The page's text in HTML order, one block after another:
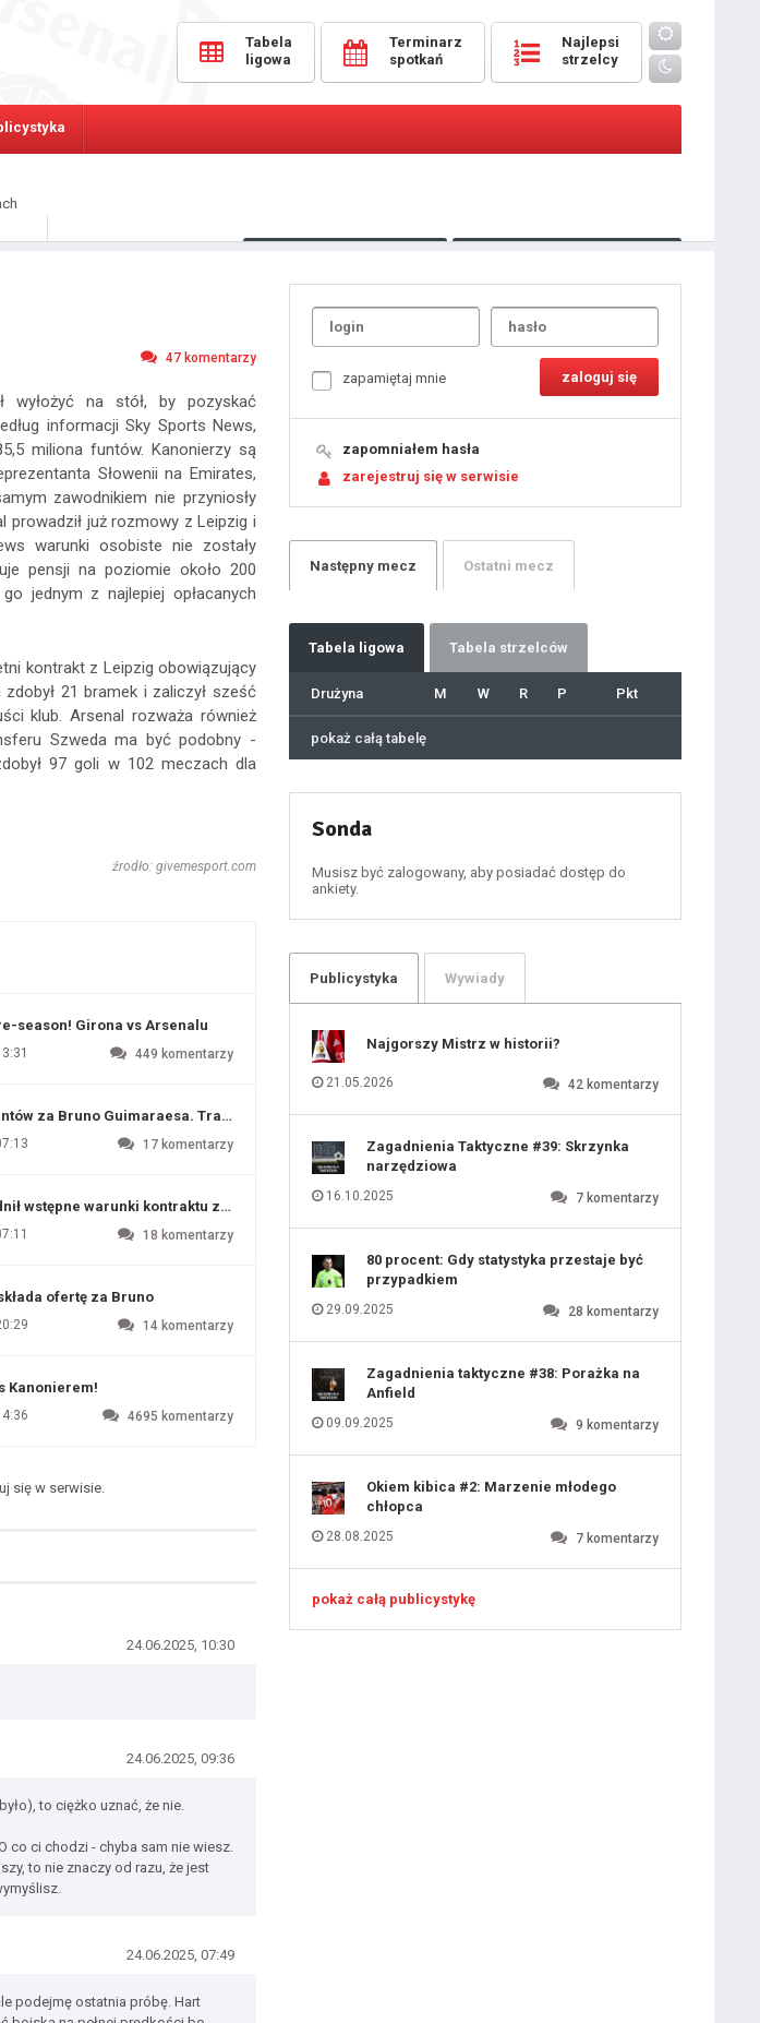
Tabela
ligowa
Terminarz
spotkań
Najlepsi
strzelcy
47 komentarzy
wyłożyć na stół, by pozyskać
informacji Sky Sports News,
miliona funtów. Kanonierzy są
Słowenii na Emirates,
zawodnikiem nie przyniosły
już rozmowy z Leipzig i
warunki osobiste nie zostały
pensji na poziomie około 200
jednym z najlepiej opłacanych
kontrakt z Leipzig obowiązujący
21 bramek i zaliczył sześć
klub. Arsenal rozważa również
Szweda ma być podobny -
97 goli w 102 meczach dla
źrodło: givemesport.com
season! Girona vs Arsenalu
449 komentarzy
za Bruno Guimaraesa. Transfer na ostatniej prostej
17 komentarzy
wstępne warunki kontraktu z Viniciusem Juniorem?
18 komentarzy
ofertę za Bruno
14 komentarzy
Kanonierem!
4695 komentarzy
się w serwisie.
24.06.2025, 10:30
24.06.2025, 09:36
to ciężko uznać, że nie.
co ci chodzi - chyba sam nie wiesz.
to nie znaczy od razu, że jest
24.06.2025, 07:49
podejmę ostatnia próbę. Hart
zapamiętaj mnie
zapomniałem hasła
zarejestruj się w serwisie
Następny mecz Ostatni mecz
Tabela ligowa Tabela strzelców
Drużyna M W R P Pkt
pokaż całą tabelę
Sonda
Musisz być zalogowany, aby posiadać dostęp do
ankiety.
Publicystyka Wywiady
Najgorszy Mistrz w historii?
21.05.2026 42 komentarzy
Zagadnienia Taktyczne #39: Skrzynka
narzędziowa
16.10.2025 7 komentarzy
80 procent: Gdy statystyka przestaje być
przypadkiem
29.09.2025 28 komentarzy
Zagadnienia taktyczne #38: Porażka na
Anfield
09.09.2025 9 komentarzy
Okiem kibica #2: Marzenie młodego
chłopca
28.08.2025 7 komentarzy
pokaż całą publicystykę